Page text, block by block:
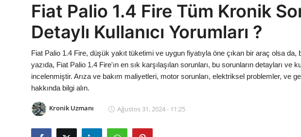
Trafik & Cezalar
Sigorta & Kasko
Vergi & ÖTV & MTV
Muayene & Ruhsat
Sorgulamalar
İkinci El & Alım-Satım
Fiat Palio 1.4 Fire Tüm Kronik
Detaylı Kullanıcı Yorumları ?
Fiat Palio 1.4 Fire, düşük yakıt tüketimi ve uygun fiyatıyla öne çıkan bir araç olsa
yazıda, Fiat Palio 1.4 Fire'ın en sık karşılaşılan sorunları, bu sorunların detayları ve
incelenmiştir. Arıza ve bakım maliyetleri, motor sorunları, elektriksel problemler, ve
hakkında bilgi alın.
Kronik Uzmanı Ağustos 31, 2024 - 11:25